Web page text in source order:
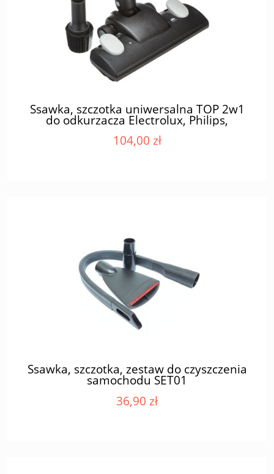
Ssawka, szczotka uniwersalna TOP 2w1
do odkurzacza Electrolux, Philips,
Samsung 28-37mm
104,00 zł
Ssawka, szczotka, zestaw do czyszczenia
samochodu SET01
36,90 zł